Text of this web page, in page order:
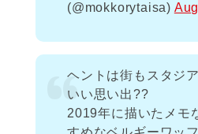
(@mokkorytaisa)
ヘントは街もスタジ
いい思い出??
2019年に描いたメモ